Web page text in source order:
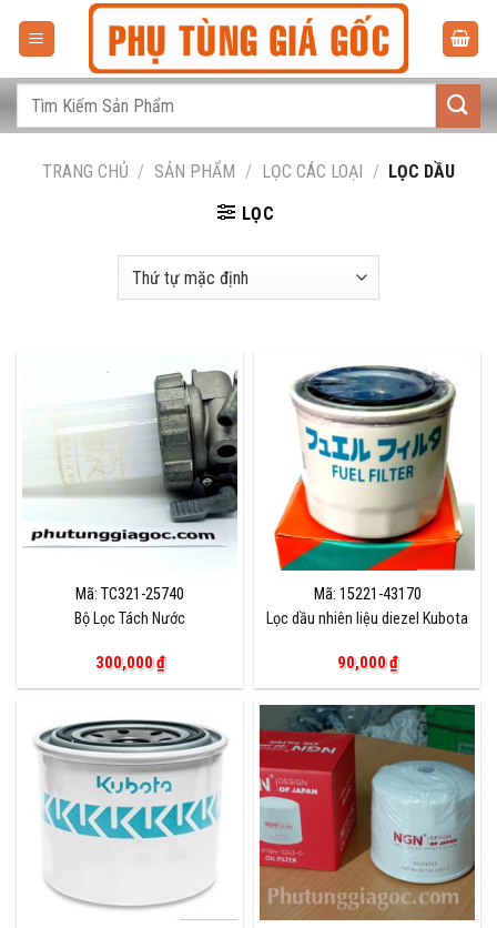
dungTìm
TRANG CHỦ / SẢN PHẨM / LỌC CÁC LOẠI / LỌC DẦU
LỌC
Mã: TC321-25740
Bộ Lọc Tách Nước
300,000₫
Mã: 15221-43170
Lọc dầu nhiên liệu diezel Kubota
90,000₫